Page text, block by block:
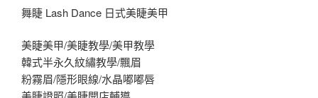
舞睫 Lash Dance 日式美睫美甲
美睫美甲/美睫教學/美甲教學
韓式半永久紋繡教學/飄眉
粉霧眉/隱形眼線/水晶嘟嘟唇